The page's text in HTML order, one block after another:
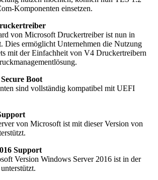
Komponenten einsetzen.
von Microsoft Druckertreiber ist nun in
Dies ermöglicht Unternehmen die Nutzung
mit der Einfachheit von V4 Druckertreibern
Boot
sind vollständig kompatibel mit UEFI
von Microsoft ist mit dieser Version von
Support
Version Windows Server 2016 ist in der